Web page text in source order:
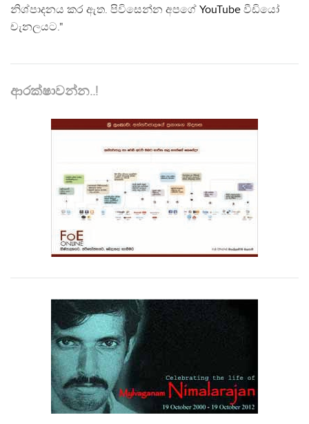
නිශ්පාදනය කර ඇත. පිවිසෙන්න අපගේ YouTube වීඩියෝ
චැනලයට."
ආරක්ෂාවන්න..!